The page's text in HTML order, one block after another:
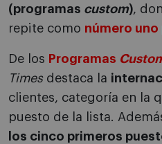
(programas custom),
repite como número
De los Programas
Timesdestaca la
clientes, categoría en la
puesto de la lista.
los cinco primeros